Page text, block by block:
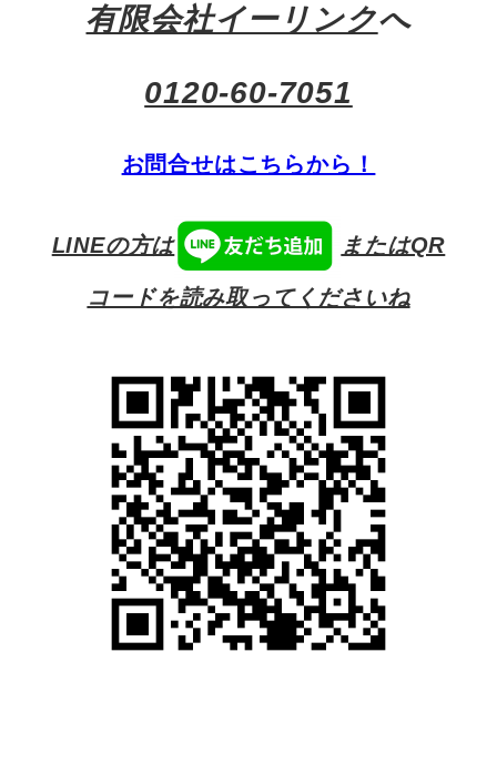
有限会社イーリンクへ
0120-60-7051
お問合せはこちらから！
LINEの方は またはQR
コードを読み取ってくださいね